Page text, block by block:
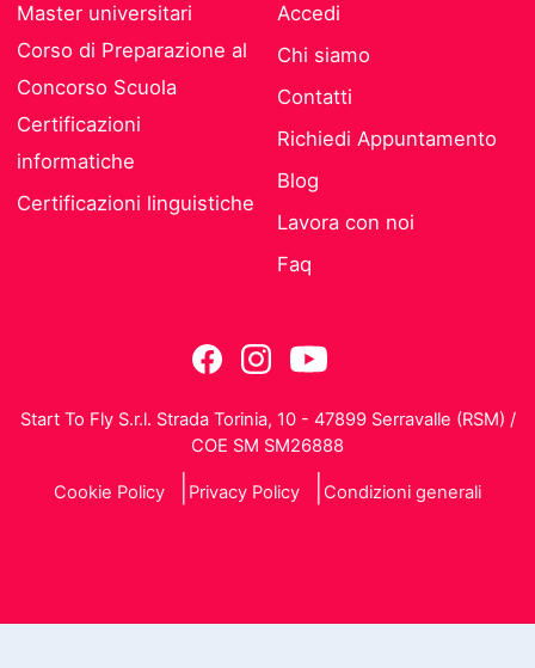
Master universitari
Corso di Preparazione al
Concorso Scuola
Certificazioni
informatiche
Certificazioni linguistiche
Accedi
Chi siamo
Contatti
Richiedi Appuntamento
Blog
Lavora con noi
Faq
Start To Fly S.r.l. Strada Torinia, 10 - 47899 Serravalle (RSM) /
COE SM SM26888
Cookie Policy Privacy Policy Condizioni generali